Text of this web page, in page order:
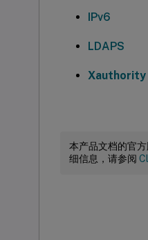
IPv6
LDAPS
Xauthority
本产品文档的官
细信息，请参阅